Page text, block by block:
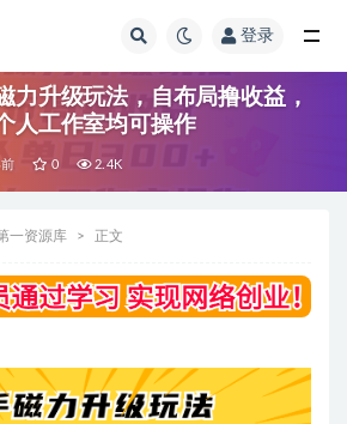
登录
力升级玩法，自布局撸收益，
人工作室均可操作
0 2.4K
一资源库 正文